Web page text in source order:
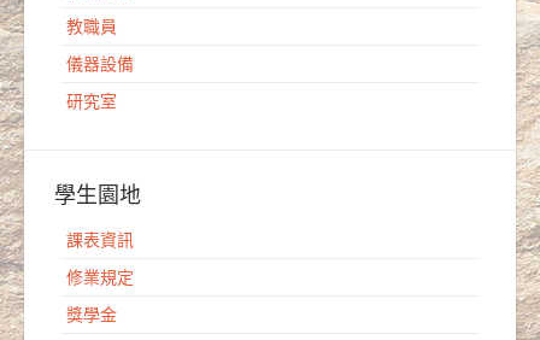
教職員
儀器設備
研究室
學生園地
課表資訊
修業規定
獎學金